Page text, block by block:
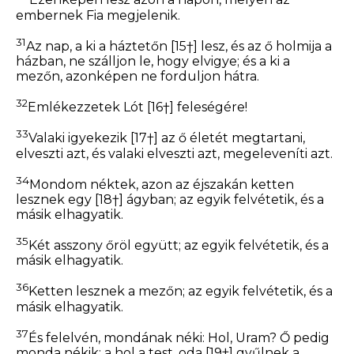
embernek Fia megjelenik.
31Az nap, a ki a háztetőn [15†]
lesz, és az ő holmija a
házban, ne szálljon le, hogy elvigye; és a ki a
mezőn, azonképen ne forduljon hátra.
32 Emlékezzetek Lót [16†] feleségére!
33Valaki igyekezik [17†] az ő életét megtartani,
elveszti azt, és valaki elveszti azt, megeleveníti azt.
34Mondom néktek, azon az éjszakán ketten
lesznek egy [18†] ágyban; az egyik felvétetik, és a
másik elhagyatik.
35 Két asszony őröl együtt; az egyik felvétetik, és a
másik elhagyatik.
36Ketten lesznek a mezőn; az egyik felvétetik, és a
másik elhagyatik.
37És felelvén, mondának néki: Hol, Uram? Ő pedig